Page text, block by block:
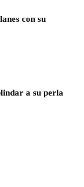
con su
a su perla